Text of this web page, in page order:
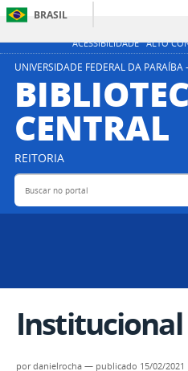
ACESSIBILIDADE ALTO
BRASIL
UNIVERSIDADE FEDERAL DA PARAÍBA
CENTRAL
REITORIA
Buscar no portal
Institucional
pordanielrocha — publicado 15/02/2021